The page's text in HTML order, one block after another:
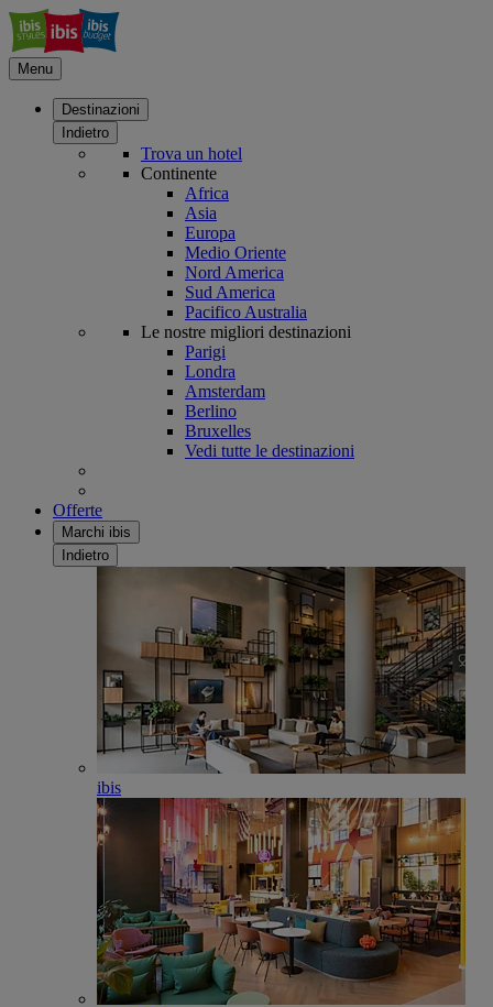
Menu
Destinazioni
Indietro
Trova un hotel
Continente
Africa
Asia
Europa
Medio Oriente
Nord America
Sud America
Pacifico Australia
Le nostre migliori destinazioni
Parigi
Londra
Amsterdam
Berlino
Bruxelles
Vedi tutte le destinazioni
Offerte
Marchi ibis
Indietro
ibis